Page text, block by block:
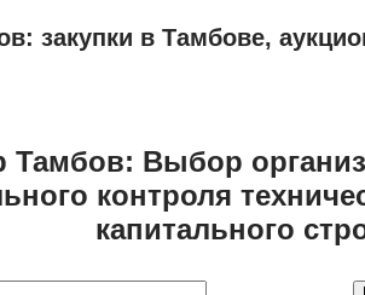
закупки в Тамбове,
Тамбов: Выбор
контроля
капитального